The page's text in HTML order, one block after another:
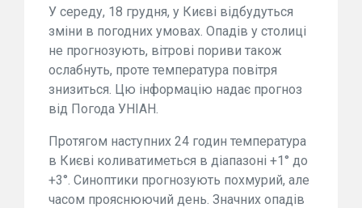
У середу, 18 грудня, у Києві відбудуться
зміни в погодних умовах. Опадів у столиці
не прогнозують, вітрові пориви також
ослабнуть, проте температура повітря
знизиться. Цю інформацію надає прогноз
від Погода УНІАН.
Протягом наступних 24 годин температура
в Києві коливатиметься в діапазоні +1° до
+3°. Синоптики прогнозують похмурий, але
часом прояснюючий день. Значних опадів